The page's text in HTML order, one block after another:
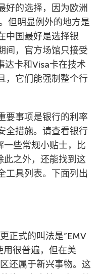
好的选择，因为欧洲
但明显例外的地方是
中国最好是选择银
间，官方场馆只接受
达卡和Visa卡在技术
，它们能强制整个行
要事项是银行的利率
全措施。请查看银行
一些常规小贴士，比
此之外，还能找到这
工具列表。下面列出
正式的叫法是”EMV
用很普遍，但在美
还属于新兴事物。这